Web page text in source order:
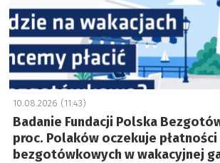
10.08.2026 (11:43)
Badanie Fundacji Polska
proc. Polaków oczekuje płatności
bezgotówkowych w wakacyjnej